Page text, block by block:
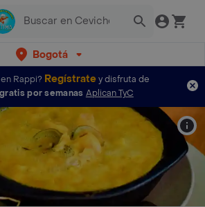
Bogotá
Rappi? Regístratey disfruta de
por semanas Aplican TyC